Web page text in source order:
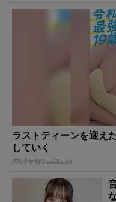
ラストティーンを迎え
していく
PR(小学館Gravidia.jp)